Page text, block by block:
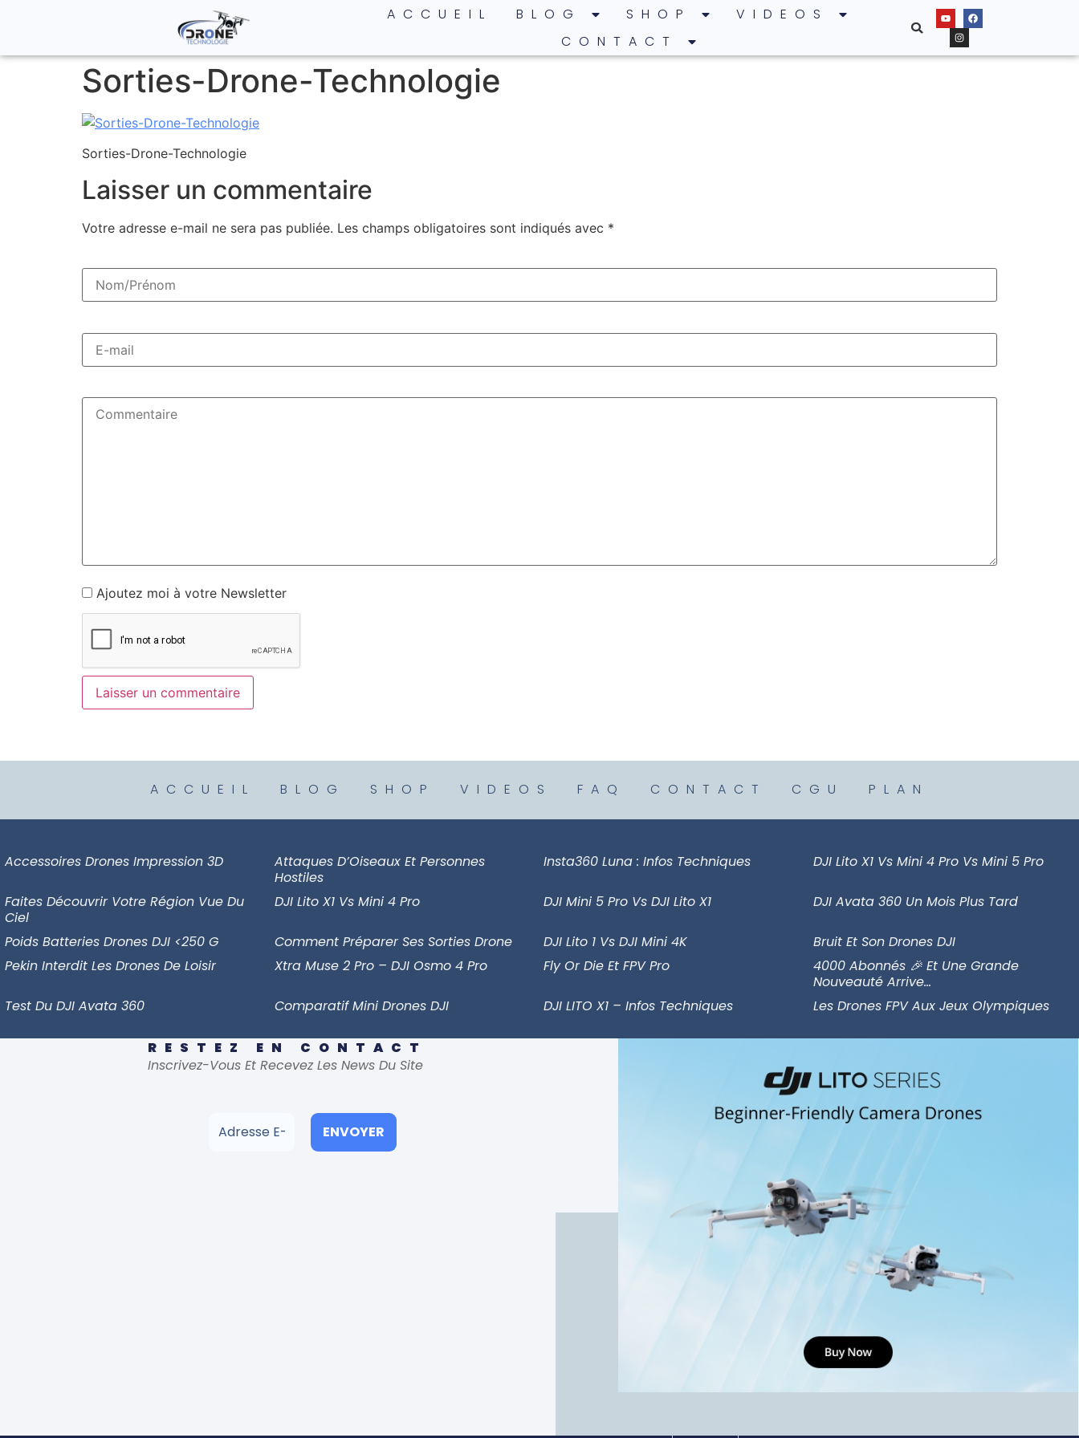
ACCUEIL BLOG SHOP
VIDEOS
CONTACT
Sorties-Drone-Technologie
Sorties-Drone-Technologie
Laisser un commentaire
Votre adresse e-mail ne sera pas publiée. Les champs obligatoires sont indiqués avec *
Ajoutez moi à votre Newsletter
ACCUEIL BLOG SHOP VIDEOS FAQ CONTACT CGU PLAN
Accessoires Drones Impression 3D
Attaques D’Oiseaux Et Personnes
Hostiles
Insta360 Luna : Infos Techniques DJI Lito X1 Vs Mini 4 Pro Vs Mini 5 Pro
Faites Découvrir Votre Région Vue Du
Ciel
DJI Lito X1 Vs Mini 4 Pro DJI Mini 5 Pro Vs DJI Lito X1 DJI Avata 360 Un Mois Plus Tard
Poids Batteries Drones DJI <250 G Comment Préparer Ses Sorties Drone DJI Lito 1 Vs DJI Mini 4K
Bruit Et Son Drones DJI
Pekin Interdit Les Drones De Loisir
Xtra Muse 2 Pro – DJI Osmo 4 Pro Fly Or Die Et FPV Pro
4000 Abonnés 🎉 Et Une Grande
Nouveauté Arrive…
Test Du DJI Avata 360
Comparatif Mini Drones DJI DJI LITO X1 – Infos Techniques Les Drones FPV Aux Jeux Olympiques
RESTEZ EN CONTACT
Inscrivez-Vous Et Recevez Les News Du Site